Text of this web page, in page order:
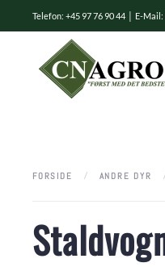
Skip to main content
Telefon: +45 97 76 90 44 │ E-Mail:
FORSIDE ANDRE DYR